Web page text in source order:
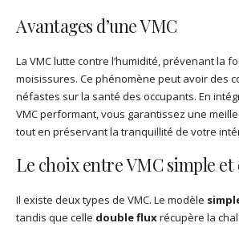
Avantages d’une VMC
La VMC lutte contre l’humidité, prévenant la
moisissures. Ce phénomène peut avoir des
néfastes sur la santé des occupants. En
VMC performant, vous garantissez une
tout en préservant la tranquillité de votre
Le choix entre VMC simple et
Il existe deux types de VMC. Le modèle
tandis que celle double fluxrécupère la